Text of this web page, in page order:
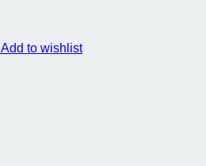
Add to wishlist